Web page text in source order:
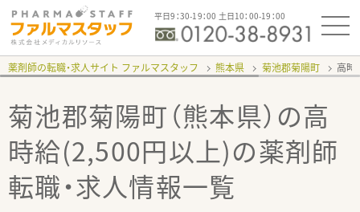
平日9：30-19：00 土日10：00-19：00
薬剤師の転職・求人サイト ファルマスタッフ 熊本県 菊池郡菊陽町 高時
菊池郡菊陽町（熊本県）の高
時給(2,500円以上)の薬剤師
転職・求人情報一覧